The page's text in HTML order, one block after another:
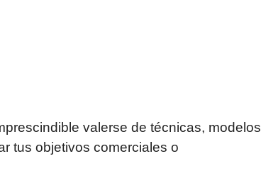
valerse de técnicas, modelos
tus objetivos comerciales o